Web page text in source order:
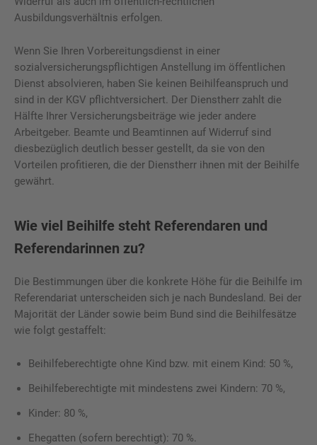
Ausbildungsverhältnis erfolgen.
Wenn Sie Ihren Vorbereitungsdienst in einer
sozialversicherungspflichtigen Anstellung im öffentlichen
Dienst absolvieren, haben Sie keinen Beihilfeanspruch und
sind in der KGV pflichtversichert. Der Dienstherr zahlt die
Hälfte Ihrer Versicherungsbeiträge wie jeder andere
Arbeitgeber. Beamte und Beamtinnen auf Widerruf sind
diesbezüglich deutlich besser gestellt, da sie von den
Vorteilen profitieren, die der Dienstherr ihnen mit der Beihilfe
gewährt.
Wie viel Beihilfe steht Referendaren und
Referendarinnen zu?
Die Bestimmungen über die konkrete Höhe für die Beihilfe im
Referendariat unterscheiden sich je nach Bundesland. Bei der
Majorität der Länder sowie beim Bund sind die Beihilfesätze
wie folgt gestaffelt:
Beihilfeberechtigte ohne Kind bzw. mit einem Kind: 50 %,
Beihilfeberechtigte mit mindestens zwei Kindern: 70 %,
Kinder: 80 %,
Ehegatten (sofern berechtigt): 70 %.